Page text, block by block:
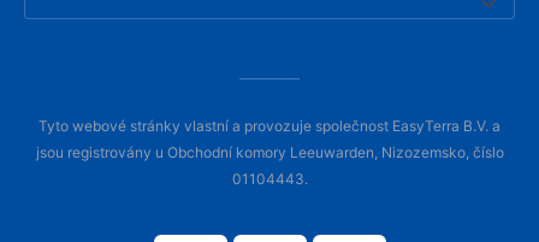
Tyto webové stránky vlastní a provozuje společnost EasyTerra B.V. a
jsou registrovány u Obchodní komory Leeuwarden, Nizozemsko, číslo
01104443.